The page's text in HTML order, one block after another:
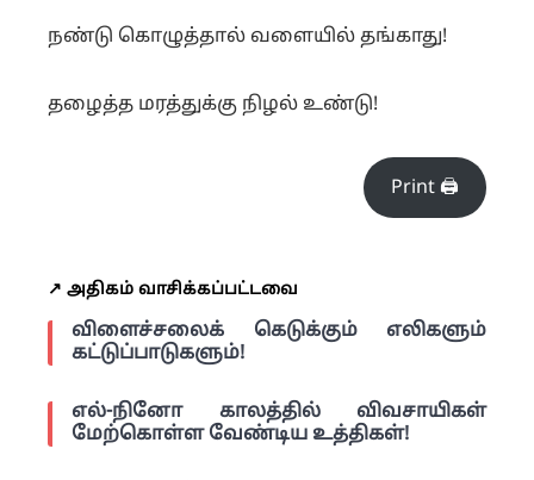
நண்டு கொழுத்தால் வளையில் தங்காது!
தழைத்த மரத்துக்கு நிழல் உண்டு!
Print 🖨
↗️ அதிகம் வாசிக்கப்பட்டவை
விளைச்சலைக் கெடுக்கும் எலிகளும்
கட்டுப்பாடுகளும்!
எல்-நினோ காலத்தில் விவசாயிகள்
மேற்கொள்ள வேண்டிய உத்திகள்!